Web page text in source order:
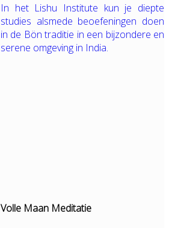
In het Lishu Institute kun je diepte
studies alsmede beoefeningen doen
in de Bön traditie in een bijzondere en
serene omgeving in India.
Volle Maan Meditatie